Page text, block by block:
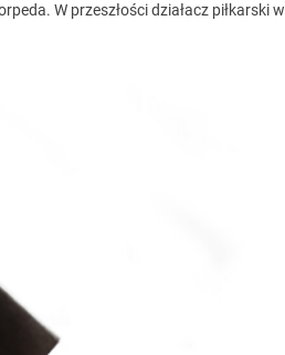
W przeszłości działacz piłkarski w